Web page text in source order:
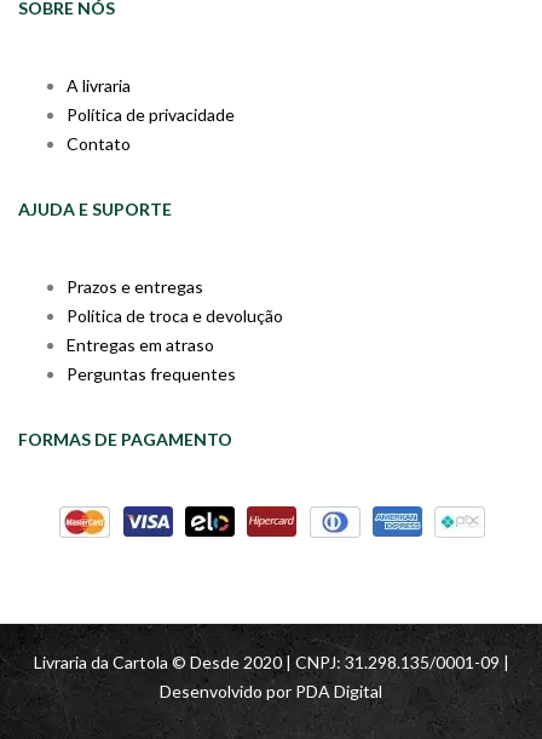
SOBRE NÓS
A livraria
Política de privacidade
Contato
AJUDA E SUPORTE
Prazos e entregas
Política de troca e devolução
Entregas em atraso
Perguntas frequentes
FORMAS DE PAGAMENTO
Livraria da Cartola © Desde 2020 | CNPJ: 31.298.135/0001-09 |
Desenvolvido por PDA Digital